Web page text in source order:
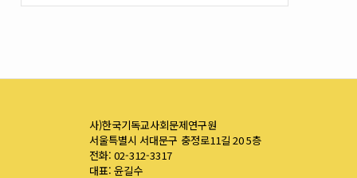
사)한국기독교사회문제연구원
서울특별시 서대문구 충정로11길 20 5층
전화: 02-312-3317
대표: 윤길수